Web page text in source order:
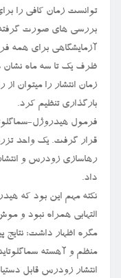
توانست زمان کافی را
بررسی های صورت
آزمایشگاهی برای همه
ظرف یک تا سه ماه نشان
زمان انتشار را میتوان
بارگذاری تنظیم کرد.
قرار گرفت. یک واحد
رهاسازی زودرس و
داد.
نکته مهم این بود که
التهابی همراه نبود و
مگره اظهار داشت: نتایج
منظم و آهسته
انتشار زودرس قابل